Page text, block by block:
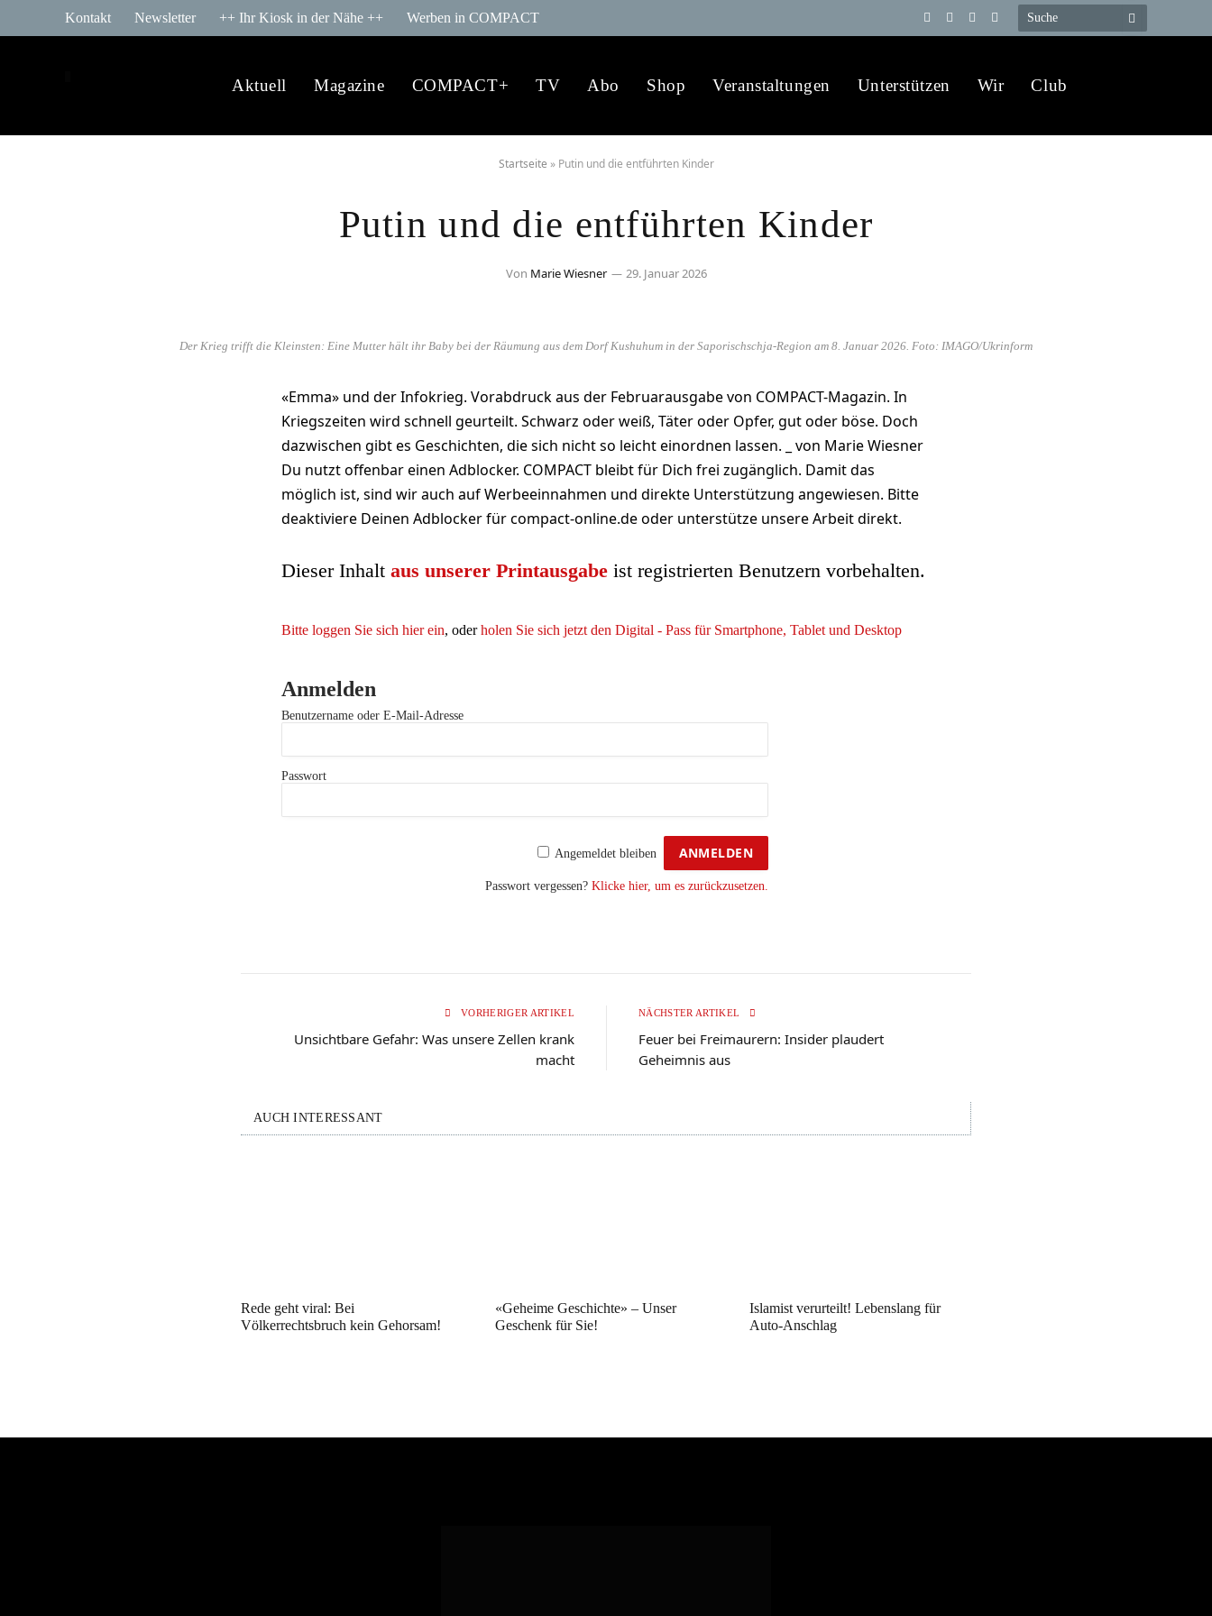
Kontakt Newsletter ++ Ihr Kiosk in der Nähe ++ Werben in COMPACT
Telegram
YouTube
X
WhatsApp
Aktuell Magazine COMPACT+ TV Abo Shop Veranstaltungen Unterstützen Wir Club
Startseite » Putin und die entführten Kinder
Putin und die entführten Kinder
Von Marie Wiesner 29. Januar 2026
Der Krieg trifft die Kleinsten: Eine Mutter hält ihr Baby bei der Räumung aus dem Dorf Kushuhum in der Saporischschja-Region am 8. Januar 2026. Foto: IMAGO/Ukrinform
«Emma» und der Infokrieg. Vorabdruck aus der Februarausgabe von COMPACT-Magazin. In
Kriegszeiten wird schnell geurteilt. Schwarz oder weiß, Täter oder Opfer, gut oder böse. Doch
dazwischen gibt es Geschichten, die sich nicht so leicht einordnen lassen. _ von Marie Wiesner
Du nutzt offenbar einen Adblocker. COMPACT bleibt für Dich frei zugänglich. Damit das
möglich ist, sind wir auch auf Werbeeinnahmen und direkte Unterstützung angewiesen. Bitte
deaktiviere Deinen Adblocker für compact-online.de oder unterstütze unsere Arbeit direkt.
Dieser Inhalt aus unserer Printausgabe ist registrierten Benutzern vorbehalten.
Bitte loggen Sie sich hier ein, oderholen Sie sich jetzt den Digital - Pass für Smartphone, Tablet und Desktop
Anmelden
Benutzername oder E-Mail-Adresse
Passwort
Angemeldet bleiben
Passwort vergessen? Klicke hier, um es zurückzusetzen.
VORHERIGER ARTIKEL
Unsichtbare Gefahr: Was unsere Zellen krank
macht
NÄCHSTER ARTIKEL
Feuer bei Freimaurern: Insider plaudert
Geheimnis aus
AUCH INTERESSANT
Rede geht viral: Bei
Völkerrechtsbruch kein Gehorsam!
«Geheime Geschichte» – Unser
Geschenk für Sie!
Islamist verurteilt! Lebenslang für
Auto-Anschlag